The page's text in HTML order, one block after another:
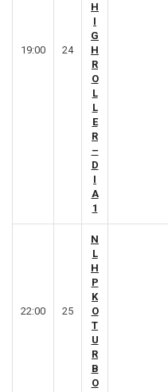
19:00 24
H
I
G
H
R
O
L
L
E
R
–
D
I
A
1
22:00 25
N
L
H
P
K
O
T
U
R
B
O